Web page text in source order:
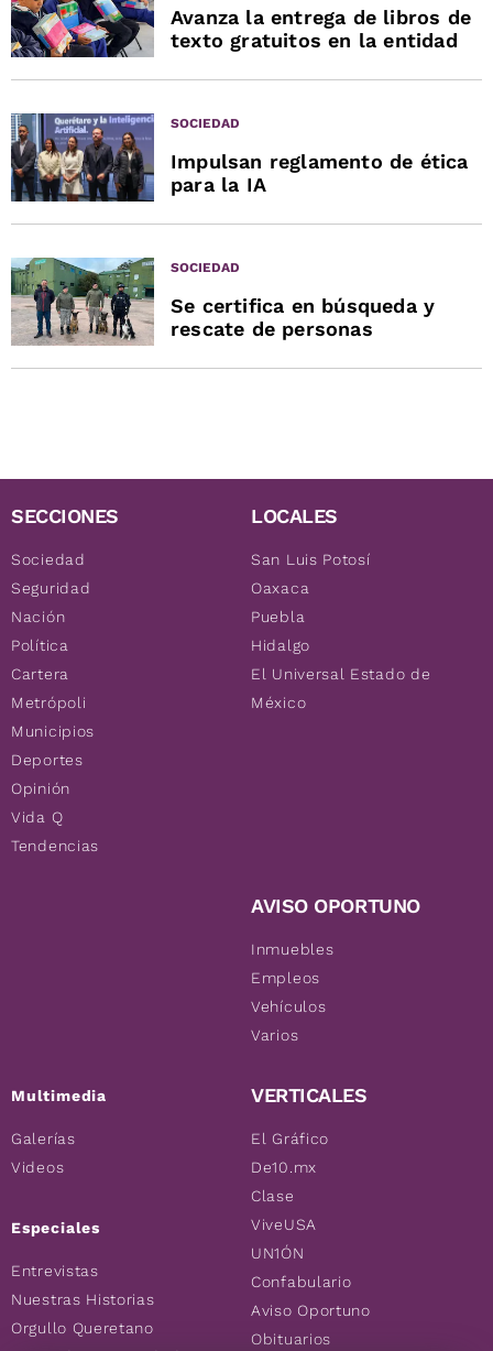
Avanza la entrega de libros de
texto gratuitos en la entidad
SOCIEDAD
Impulsan reglamento de ética
para la IA
SOCIEDAD
Se certifica en búsqueda y
rescate de personas
SECCIONES
Sociedad
Seguridad
Nación
Política
Cartera
Metrópoli
Municipios
Deportes
Opinión
Vida Q
Tendencias
Multimedia
Galerías
Videos
Especiales
Entrevistas
Nuestras Historias
Orgullo Queretano
LOCALES
San Luis Potosí
Oaxaca
Puebla
Hidalgo
El Universal Estado de
México
AVISO OPORTUNO
Inmuebles
Empleos
Vehículos
Varios
VERTICALES
El Gráfico
De10.mx
Clase
ViveUSA
UN1ÓN
Confabulario
Aviso Oportuno
Obituarios